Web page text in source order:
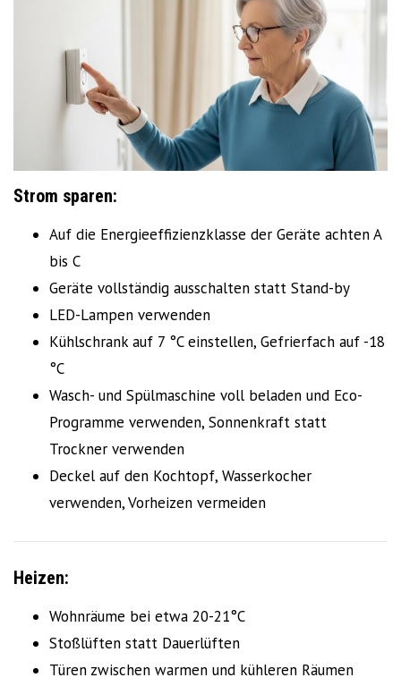
Strom sparen:
Auf die Energieeffizienzklasse der Geräte achten A
bis C
Geräte vollständig ausschalten statt Stand-by
LED-Lampen verwenden
Kühlschrank auf 7 °C einstellen, Gefrierfach auf -18
°C
Wasch- und Spülmaschine voll beladen und Eco-
Programme verwenden, Sonnenkraft statt
Trockner verwenden
Deckel auf den Kochtopf, Wasserkocher
verwenden, Vorheizen vermeiden
Heizen:
Wohnräume bei etwa 20-21°C
Stoßlüften statt Dauerlüften
Türen zwischen warmen und kühleren Räumen